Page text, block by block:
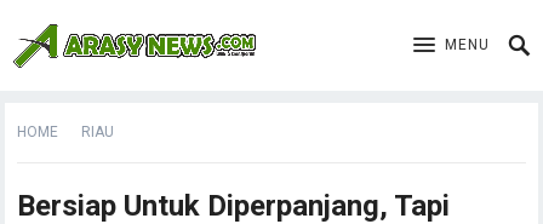
MENU
HOME RIAU
Bersiap Untuk Diperpanjang, Tapi